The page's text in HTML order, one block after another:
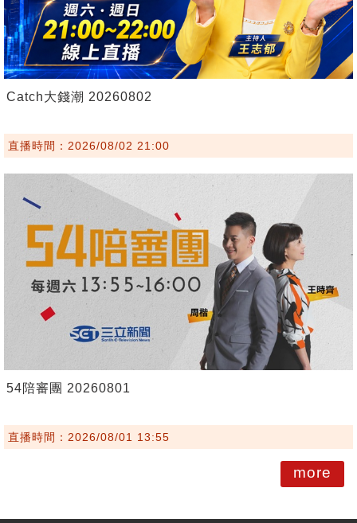
Catch大錢潮 20260802
直播時間：2026/08/02 21:00
54陪審團 20260801
直播時間：2026/08/01 13:55
more